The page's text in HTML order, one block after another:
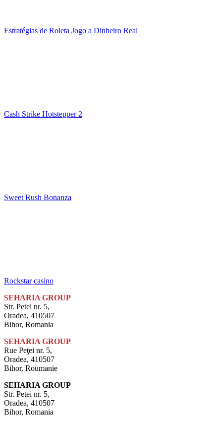
Estratégias de Roleta Jogo a Dinheiro Real
Cash Strike Hotstepper 2
Sweet Rush Bonanza
Rockstar casino
SEHARIA GROUP
Str. Petei nr. 5,
Oradea, 410507
Bihor, Romania
SEHARIA GROUP
Rue Peţei nr. 5,
Oradea, 410507
Bihor, Roumanie
SEHARIA GROUP
Str. Peţei nr. 5,
Oradea, 410507
Bihor, Romania